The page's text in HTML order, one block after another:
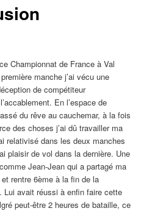
Championnat de France à Val
manche j’ai vécu une
de compétiteur
En l’espace de
du rêve au cauchemar, à la fois
des choses j’ai dû travailler ma
relativisé dans les deux manches
plaisir de vol dans la dernière. Une
Jean-Jean qui a partagé ma
rentre 6ème à la fin de la
Lui avait réussi à enfin faire cette
peut-être 2 heures de bataille, ce